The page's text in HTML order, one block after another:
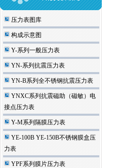
压力表图库
构成示意图
Y-系列一般压力表
YN-系列抗震压力表
YN-B系列全不锈钢抗震压力表
YNXC系列抗震磁助（磁敏）电
接点压力表
Y-M系列隔膜压力表
YE-100B YE-150B不锈钢膜盒压
力表
YPF系列膜片压力表